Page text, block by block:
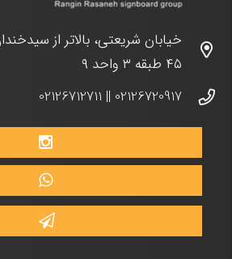
خیابان شریعتی، بالاتر از
۴۵ طبقه ۳ واحد ۹
02126720917
||
02126712711